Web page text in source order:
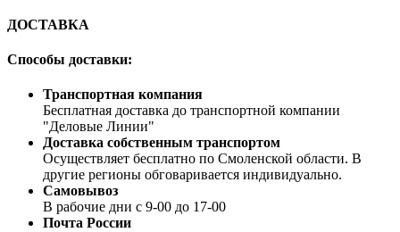
ДОСТАВКА
Способы доставки:
Транспортная компания
Бесплатная доставка до транспортной компании
"Деловые Линии"
Доставка собственным транспортом
Осуществляет бесплатно по Смоленской области. В
другие регионы обговаривается индивидуально.
Самовывоз
В рабочие дни с 9-00 до 17-00
Почта России